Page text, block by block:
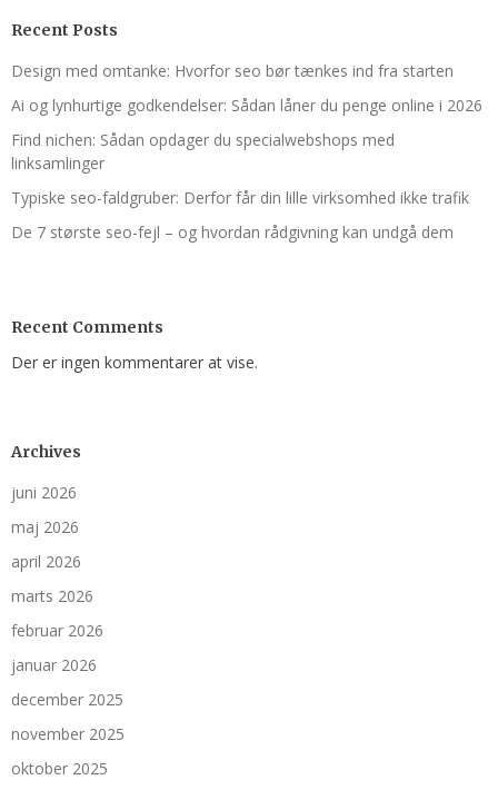
Recent Posts
Design med omtanke: Hvorfor seo bør tænkes ind fra starten
Ai og lynhurtige godkendelser: Sådan låner du penge online i 2026
Find nichen: Sådan opdager du specialwebshops med
linksamlinger
Typiske seo-faldgruber: Derfor får din lille virksomhed ikke trafik
De 7 største seo-fejl – og hvordan rådgivning kan undgå dem
Recent Comments
Der er ingen kommentarer at vise.
Archives
juni 2026
maj 2026
april 2026
marts 2026
februar 2026
januar 2026
december 2025
november 2025
oktober 2025